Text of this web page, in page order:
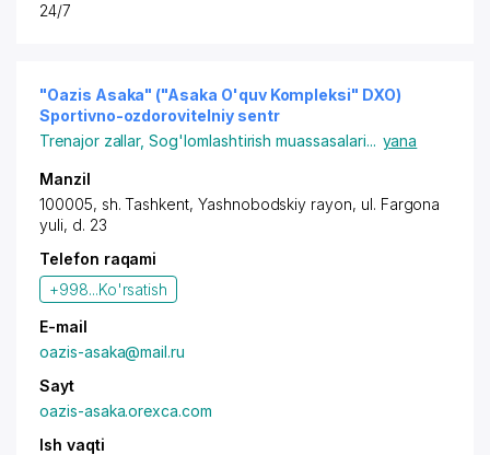
24/7
"Oazis Asaka" ("Asaka O'quv Kompleksi" DXO)
Sportivno-ozdorovitelniy sentr
Trenajor zallar,Sog'lomlashtirish muassasalari... yana
Manzil
100005, sh. Tashkent, Yashnobodskiy rayon, ul. Fargona
yuli, d. 23
Telefon raqami
+998...Ko'rsatish
E-mail
oazis-asaka@mail.ru
Sayt
oazis-asaka.orexca.com
Ish vaqti